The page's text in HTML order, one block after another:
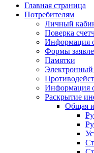
Главная страница
Потребителям
Личный
Поверка
Информация
Формы
Памятки
Электронный
Информация
Раскрытие
Общая